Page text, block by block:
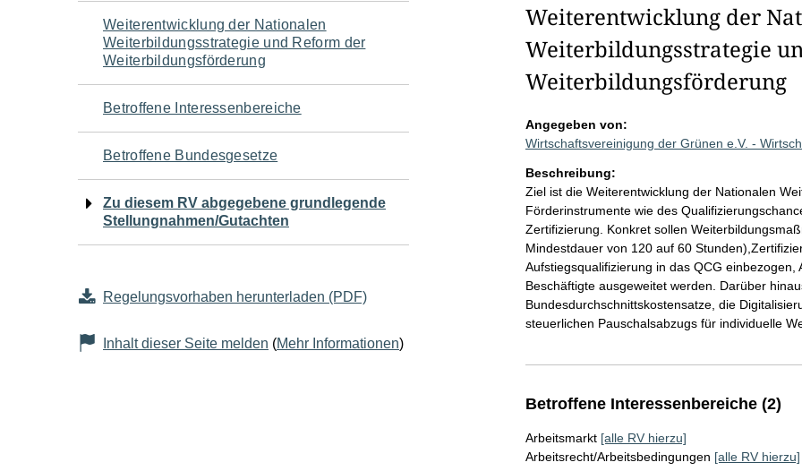
Navigation
für
den
Seiteninhalt
Weiterentwicklung der Nationalen
Weiterbildungsstrategie und Reform der
Weiterbildungsförderung
Betroffene Interessenbereiche
Betroffene Bundesgesetze
Zu diesem RV abgegebene grundlegende
Stellungnahmen/Gutachten
Regelungsvorhaben herunterladen (PDF)
Inhalt dieser Seite melden (Mehr Informationen)
Weiterentwicklung der
Weiterbildungsstrategie
Weiterbildungsförderung
Angegeben von:
Wirtschaftsvereinigung der Grünen e.V. -
Beschreibung:
Ziel ist die Weiterentwicklung der Nationalen
Förderinstrumente wie des
Zertifizierung. Konkret sollen
Mindestdauer von 120 auf 60
Aufstiegsqualifizierung in das QCG
Beschäftigte ausgeweitet werden. Darüber
Bundesdurchschnittskostensatze, die
steuerlichen Pauschalsabzugs für individuelle
Betroffene Interessenbereiche (2)
Arbeitsmarkt [alle RV hierzu]
Arbeitsrecht/Arbeitsbedingungen [alle RV hierzu]